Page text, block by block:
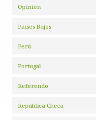
Opinión
Países Bajos
Perú
Portugal
Referendo
República Checa